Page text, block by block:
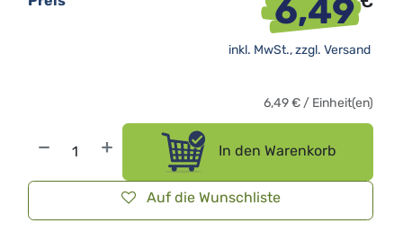
In den Warenkorb
Auf die Wunschliste
6,49
inkl. MwSt., zzgl. Versand
6,49€ / Einheit(en)